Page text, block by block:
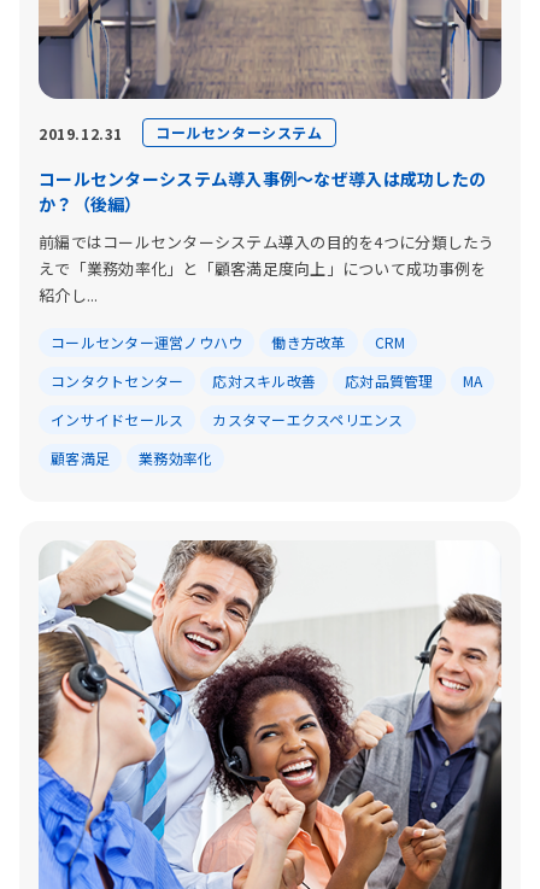
2019.12.31 コールセンターシステム
コールセンターシステム導入事例～なぜ導入は成功したの
か？（後編）
前編ではコールセンターシステム導入の目的を4つに分類したう
えで「業務効率化」と「顧客満足度向上」について成功事例を
紹介し...
コールセンター運営ノウハウ 働き方改革
CRM
コンタクトセンター
応対スキル改善 応対品質管理
MA
インサイドセールス
カスタマーエクスペリエンス
顧客満足
業務効率化